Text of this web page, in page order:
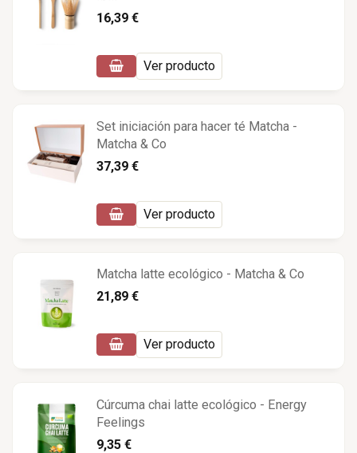
16,39 €
Ver producto
Set iniciación para hacer té Matcha -
Matcha & Co
37,39 €
Ver producto
Matcha latte ecológico - Matcha & Co
21,89 €
Ver producto
Cúrcuma chai latte ecológico - Energy
Feelings
9,35 €